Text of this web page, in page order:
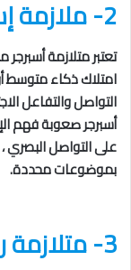
2- ملازمة إسبرجر
تعتبر متلازمة
امتلاك ذكاء متوسط
التواصل والتفاعل
أسبرجر صعوبة فهم
على التواصل
بموضوعات محددة.
3- متلازمة ريت